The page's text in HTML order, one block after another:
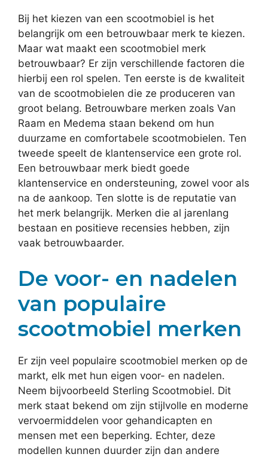
Bij het kiezen van een scootmobiel is het
belangrijk om een betrouwbaar merk te kiezen.
Maar wat maakt een scootmobiel merk
betrouwbaar? Er zijn verschillende factoren die
hierbij een rol spelen. Ten eerste is de kwaliteit
van de scootmobielen die ze produceren van
groot belang. Betrouwbare merken zoals Van
Raam en Medema staan bekend om hun
duurzame en comfortabele scootmobielen. Ten
tweede speelt de klantenservice een grote rol.
Een betrouwbaar merk biedt goede
klantenservice en ondersteuning, zowel voor als
na de aankoop. Ten slotte is de reputatie van
het merk belangrijk. Merken die al jarenlang
bestaan en positieve recensies hebben, zijn
vaak betrouwbaarder.
De voor- en nadelen
van populaire
scootmobiel merken
Er zijn veel populaire scootmobiel merken op de
markt, elk met hun eigen voor- en nadelen.
Neem bijvoorbeeld Sterling Scootmobiel. Dit
merk staat bekend om zijn stijlvolle en moderne
vervoermiddelen voor gehandicapten en
mensen met een beperking. Echter, deze
modellen kunnen duurder zijn dan andere